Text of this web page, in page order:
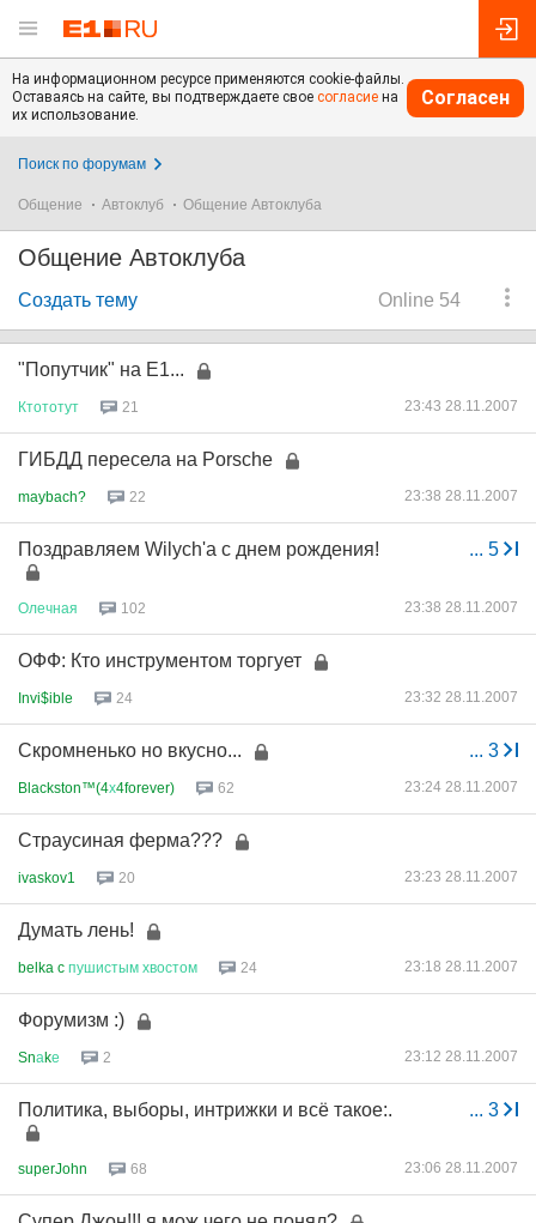
На информационном ресурсе применяются cookie-файлы.
Оставаясь на сайте, вы подтверждаете свое согласие на
их использование.
Согласен
Поиск по форумам
Общение Автоклуб Общение Автоклуба
Общение Автоклуба
Online 54
Создать тему
"Попутчик" на Е1...
Ктототут 21 23:43 28.11.2007
ГИБДД пересела на Porsсhe
maybach? 22 23:38 28.11.2007
... 5
Поздравляем Wilych'a с днем рождения!
Олечная 102 23:38 28.11.2007
ОФФ: Кто инструментом торгует
Invi$ible 24 23:32 28.11.2007
... 3
Скромненько но вкусно...
Blackston™(4х4forever) 62 23:24 28.11.2007
Страусиная ферма???
ivaskov1 20 23:23 28.11.2007
Думать лень!
belka c пушистым хвостом 24 23:18 28.11.2007
Форумизм :)
Snаkе 2 23:12 28.11.2007
... 3
Политика, выборы, интрижки и всё такое:.
superJohn 68 23:06 28.11.2007